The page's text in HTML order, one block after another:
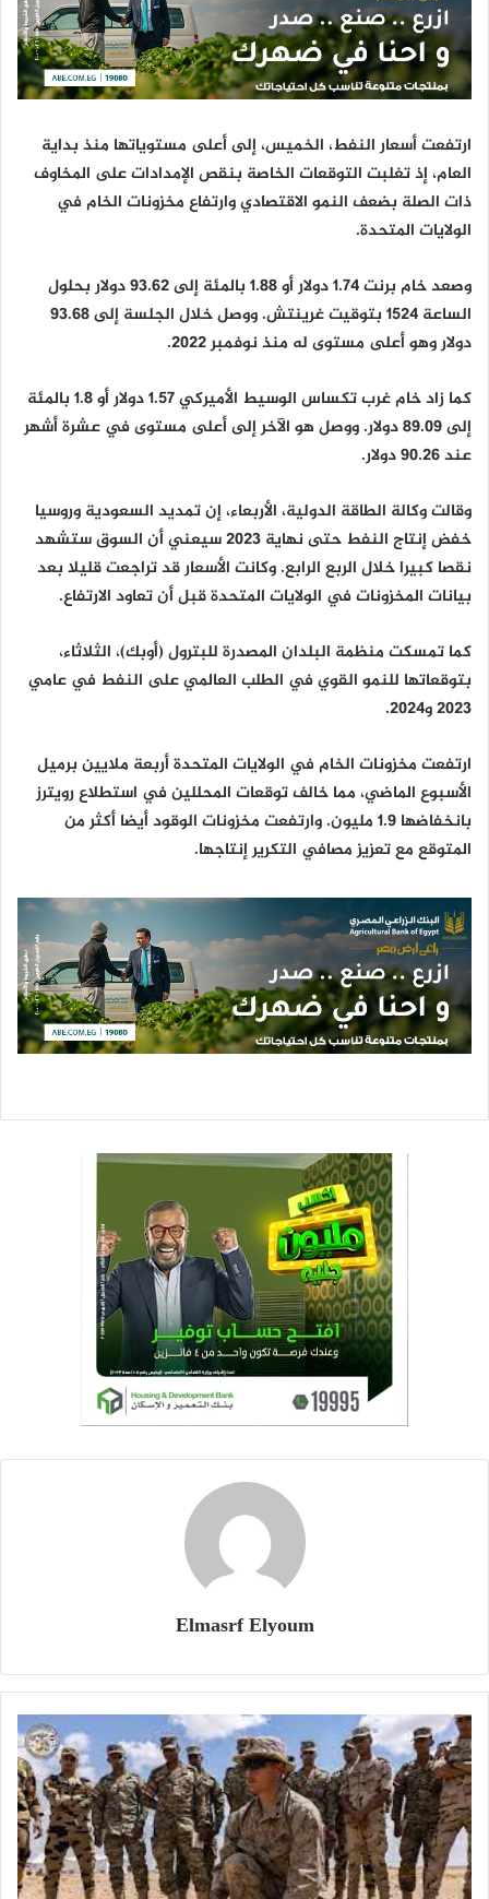
ي
ا
ارتفعت أسعار النفط، الخميس، إلى أعلى مستوياتها منذ بداية
العام، إذ تغلبت التوقعات الخاصة بنقص الإمدادات على المخاوف
ذات الصلة بضعف النمو الاقتصادي وارتفاع مخزونات الخام في
الولايات المتحدة.
وصعد خام برنت 1.74 دولار أو 1.88 بالمئة إلى 93.62 دولار بحلول
الساعة 1524 بتوقيت غرينتش. ووصل خلال الجلسة إلى 93.68
دولار وهو أعلى مستوى له منذ نوفمبر 2022.
كما زاد خام غرب تكساس الوسيط الأميركي 1.57 دولار أو 1.8 بالمئة
إلى 89.09 دولار. ووصل هو الآخر إلى أعلى مستوى في عشرة أشهر
عند 90.26 دولار.
وقالت وكالة الطاقة الدولية، الأربعاء، إن تمديد السعودية وروسيا
خفض إنتاج النفط حتى نهاية 2023 سيعني أن السوق ستشهد
نقصا كبيرا خلال الربع الرابع. وكانت الأسعار قد تراجعت قليلا بعد
بيانات المخزونات في الولايات المتحدة قبل أن تعاود الارتفاع.
كما تمسكت منظمة البلدان المصدرة للبترول (أوبك)، الثلاثاء،
بتوقعاتها للنمو القوي في الطلب العالمي على النفط في عامي
2023 و2024.
ارتفعت مخزونات الخام في الولايات المتحدة أربعة ملايين برميل
الأسبوع الماضي، مما خالف توقعات المحللين في استطلاع رويترز
بانخفاضها 1.9 مليون. وارتفعت مخزونات الوقود أيضا أكثر من
المتوقع مع تعزيز مصافي التكرير إنتاجها.
Elmasrf Elyoum